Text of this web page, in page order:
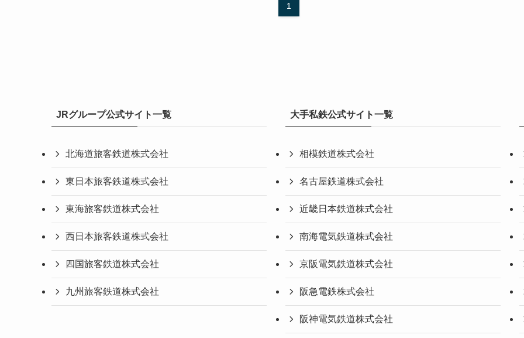
1
JRグループ公式サイト一覧
北海道旅客鉄道株式会社
東日本旅客鉄道株式会社
東海旅客鉄道株式会社
西日本旅客鉄道株式会社
四国旅客鉄道株式会社
九州旅客鉄道株式会社
大手私鉄公式サイト一覧
相模鉄道株式会社
名古屋鉄道株式会社
近畿日本鉄道株式会社
南海電気鉄道株式会社
京阪電気鉄道株式会社
阪急電鉄株式会社
阪神電気鉄道株式会社